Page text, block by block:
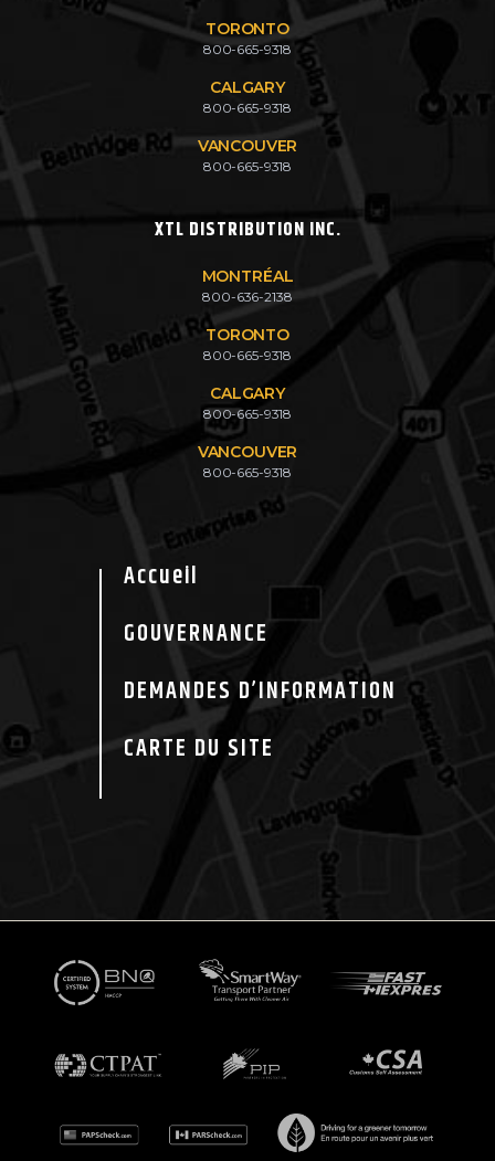
TORONTO
800-665-9318
CALGARY
800-665-9318
VANCOUVER
800-665-9318
XTL DISTRIBUTION INC.
MONTRÉAL
800-636-2138
TORONTO
800-665-9318
CALGARY
800-665-9318
VANCOUVER
800-665-9318
Accueil
GOUVERNANCE
DEMANDES D’INFORMATION
CARTE DU SITE